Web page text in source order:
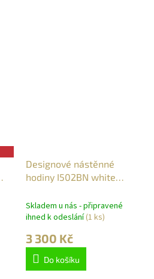
Designové nástěnné
hodiny I502BN white
Skladem u nás - připravené
ihned k odeslání(1 ks)
3 300 Kč
Do košíku